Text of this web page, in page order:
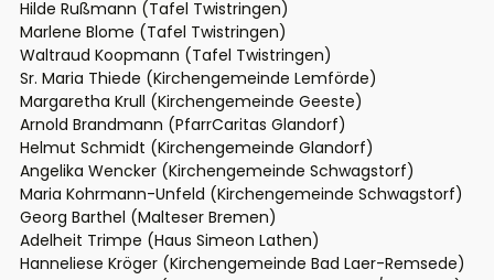
Hilde Rußmann (Tafel Twistringen)
Marlene Blome (Tafel Twistringen)
Waltraud Koopmann (Tafel Twistringen)
Sr. Maria Thiede (Kirchengemeinde Lemförde)
Margaretha Krull (Kirchengemeinde Geeste)
Arnold Brandmann (PfarrCaritas Glandorf)
Helmut Schmidt (Kirchengemeinde Glandorf)
Angelika Wencker (Kirchengemeinde Schwagstorf)
Maria Kohrmann-Unfeld (Kirchengemeinde Schwagstorf)
Georg Barthel (Malteser Bremen)
Adelheit Trimpe (Haus Simeon Lathen)
Hanneliese Kröger (Kirchengemeinde Bad Laer-Remsede)